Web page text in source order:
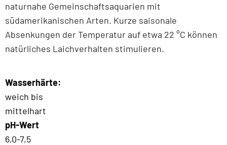
naturnahe Gemeinschaftsaquarien mit
südamerikanischen Arten. Kurze saisonale
Absenkungen der Temperatur auf etwa 22 °C können
natürliches Laichverhalten stimulieren.
Wasserhärte:
weich bis
mittelhart
pH-Wert
6,0-7,5